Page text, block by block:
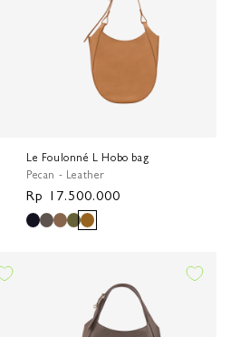
Le Foulonné L Hobo bag
Pecan - Leather
Harga
reguler
Rp 17.500.000